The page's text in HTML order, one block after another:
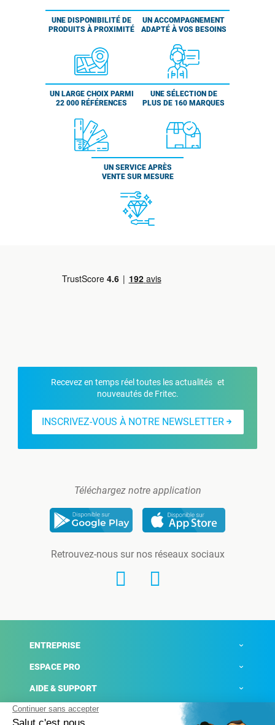
UNE DISPONIBILITÉ DE
PRODUITS À PROXIMITÉ
UN ACCOMPAGNEMENT
ADAPTÉ À VOS BESOINS
UN LARGE CHOIX PARMI
22 000 RÉFÉRENCES
UNE SÉLECTION DE
PLUS DE 160 MARQUES
UN SERVICE APRÈS
VENTE SUR MESURE
Recevez en temps réel toutes les actualités et
nouveautés de Fritec.
INSCRIVEZ-VOUS À NOTRE NEWSLETTER
Téléchargez notre application
Retrouvez-nous sur nos réseaux sociaux
ENTREPRISE
ESPACE PRO
AIDE & SUPPORT
ACTUALITÉS